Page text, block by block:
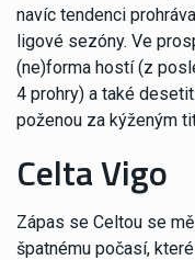
navíc tendenci
ligové sezóny. Ve
(ne)forma hostí (z
4 prohry) a také
poženou za kýženým
Celta Vigo
Zápas se Celtou se
špatnému počasí,